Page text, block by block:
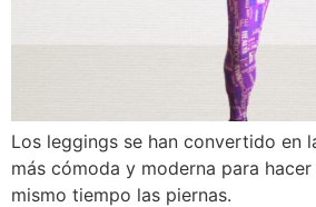
Los leggings se han convertido en
más cómoda y moderna para
mismo tiempo las piernas.